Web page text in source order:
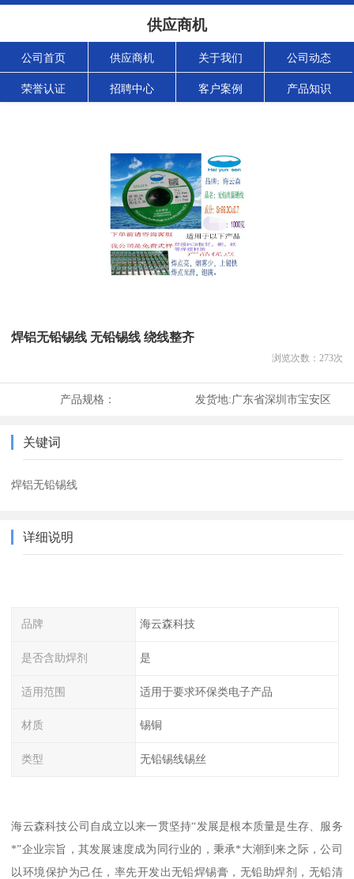
供应商机
公司首页 供应商机 关于我们 公司动态
荣誉认证 招聘中心 客户案例 产品知识
焊铝无铅锡线 无铅锡线 绕线整齐
浏览次数： 273次
产品规格： 发货地:广东省深圳市宝安区
关键词
焊铝无铅锡线
详细说明
品牌 海云森科技
是否含助焊剂 是
适用范围 适用于要求环保类电子产品
材质 锡铜
类型 无铅锡线锡丝
海云森科技公司自成立以来一贯坚持“发展是根本质量是生存、服务
*”企业宗旨，其发展速度成为同行业的，秉承*大潮到来之际，公司
以环境保护为己任，率先开发出无铅焊锡膏，无铅助焊剂，无铅清